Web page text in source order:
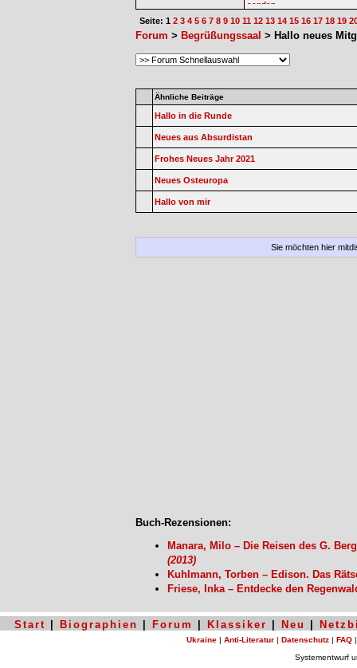
Seite: 1 2 3 4 5 6 7 8 9 10 11 12 13 14 15 16 17 18 19
Forum > Begrüßungssaal > Hallo neues
Ähnliche Beiträge
Hallo in die Runde
Neues aus Absurdistan
Frohes Neues Jahr 2021
Neues Osteuropa
Hallo von mir
Sie möchten hier
Buch-Rezensionen:
Manara, Milo – Die Reisen des G.
(2013)
Kuhlmann, Torben – Edison. Das
Friese, Inka – Entdecke den
Start Biographien Forum Klassiker Neu
Ukraine | Anti-Literatur | Datenschutz | FAQ
Systementwurf